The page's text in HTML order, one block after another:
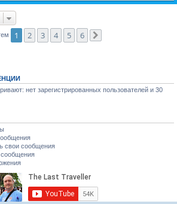
1 2 3 4 5 6
нет зарегистрированных пользователей и 30
свои сообщения
сообщения